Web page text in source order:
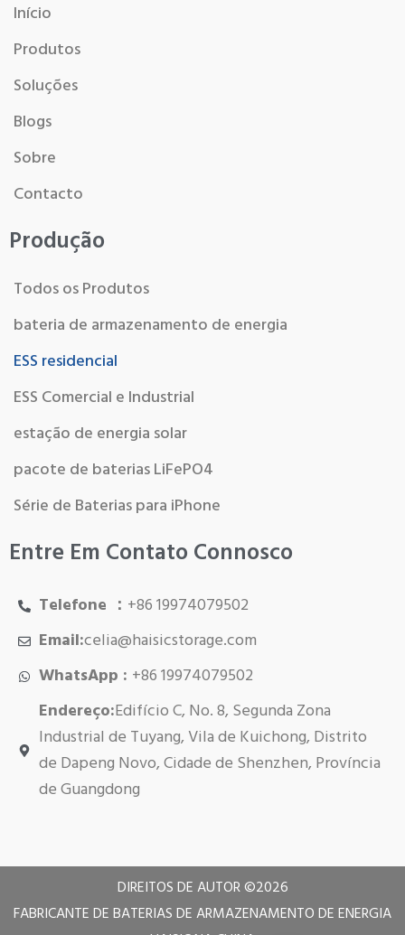
Início
Produtos
Soluções
Blogs
Sobre
Contacto
Produção
Todos os Produtos
bateria de armazenamento de energia
ESS residencial
ESS Comercial e Industrial
estação de energia solar
pacote de baterias LiFePO4
Série de Baterias para iPhone
Entre Em Contato Connosco
Telefone ： +86 19974079502
Email:celia@haisicstorage.com
WhatsApp : +86 19974079502
Endereço:Edifício C, No. 8, Segunda Zona
Industrial de Tuyang, Vila de Kuichong, Distrito
de Dapeng Novo, Cidade de Shenzhen, Província
de Guangdong
DIREITOS DE AUTOR ©2026
FABRICANTE DE BATERIAS DE ARMAZENAMENTO DE ENERGIA